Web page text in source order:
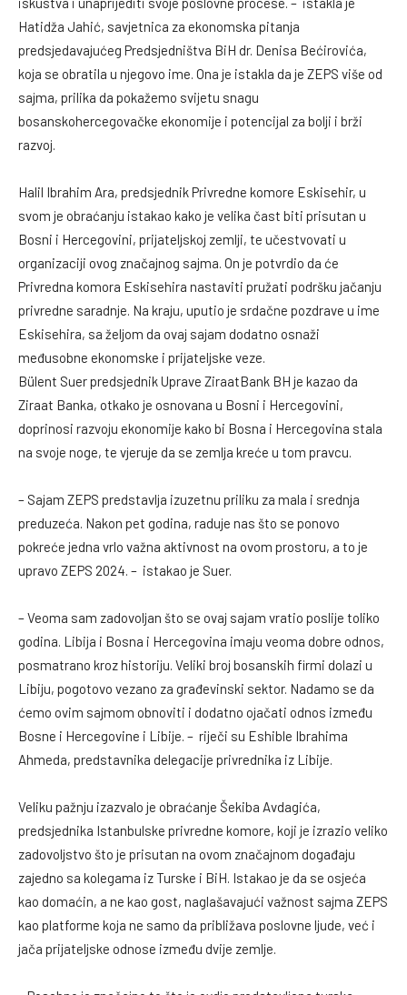
Hatidža Jahić, savjetnica za ekonomska pitanja
predsjedavajućeg Predsjedništva BiH dr. Denisa Bećirovića,
koja se obratila u njegovo ime. Ona je istakla da je ZEPS više od
sajma, prilika da pokažemo svijetu snagu
bosanskohercegovačke ekonomije i potencijal za bolji i brži
razvoj.
Halil Ibrahim Ara, predsjednik Privredne komore Eskisehir, u
svom je obraćanju istakao kako je velika čast biti prisutan u
Bosni i Hercegovini, prijateljskoj zemlji, te učestvovati u
organizaciji ovog značajnog sajma. On je potvrdio da će
Privredna komora Eskisehira nastaviti pružati podršku jačanju
privredne saradnje. Na kraju, uputio je srdačne pozdrave u ime
Eskisehira, sa željom da ovaj sajam dodatno osnaži
međusobne ekonomske i prijateljske veze.
Bülent Suer predsjednik Uprave ZiraatBank BH je kazao da
Ziraat Banka, otkako je osnovana u Bosni i Hercegovini,
doprinosi razvoju ekonomije kako bi Bosna i Hercegovina stala
na svoje noge, te vjeruje da se zemlja kreće u tom pravcu.
– Sajam ZEPS predstavlja izuzetnu priliku za mala i srednja
preduzeća. Nakon pet godina, raduje nas što se ponovo
pokreće jedna vrlo važna aktivnost na ovom prostoru, a to je
upravo ZEPS 2024. – istakao je Suer.
– Veoma sam zadovoljan što se ovaj sajam vratio poslije toliko
godina. Libija i Bosna i Hercegovina imaju veoma dobre odnos,
posmatrano kroz historiju. Veliki broj bosanskih firmi dolazi u
Libiju, pogotovo vezano za građevinski sektor. Nadamo se da
ćemo ovim sajmom obnoviti i dodatno ojačati odnos između
Bosne i Hercegovine i Libije. – riječi su Eshible Ibrahima
Ahmeda, predstavnika delegacije privrednika iz Libije.
Veliku pažnju izazvalo je obraćanje Šekiba Avdagića,
predsjednika Istanbulske privredne komore, koji je izrazio veliko
zadovoljstvo što je prisutan na ovom značajnom događaju
zajedno sa kolegama iz Turske i BiH. Istakao je da se osjeća
kao domaćin, a ne kao gost, naglašavajući važnost sajma ZEPS
kao platforme koja ne samo da približava poslovne ljude, već i
jača prijateljske odnose između dvije zemlje.